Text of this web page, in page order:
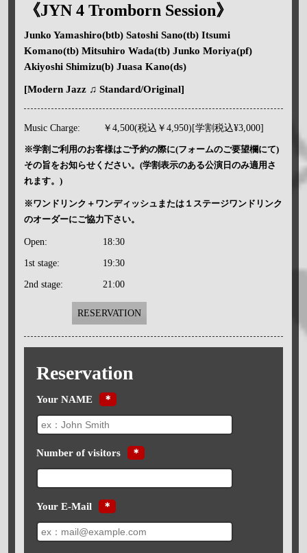
《JYN 4 Tromborn Session》
Junko Yamashiro(btb) Satoshi Sano(tb) Itsumi
Komano(tb) Mitsuhiro Wada(tb) Junko Moriya(pf)
Akiyoshi Shimizu(b) Juasa Kano(ds)
[Modern Jazz ♫ Standard/Original]
Music Charge: ￥4,500(税込￥4,950)[学割税込¥3,000]
※学割ご利用のお客様はご予約の際に(フォームのご要望欄にて)
その旨をお知らせください。(学割表示のある公演日のみ適用さ
れます。)
※ワンドリンク＋ワンディッシュまたは１ステージワンドリンク
のオーダーにご協力下さい。
Open: 18:30
1st stage: 19:30
2nd stage: 21:00
RESERVATION
Reservation
Your NAME ＊
Number of visitors ＊
Your E-Mail ＊